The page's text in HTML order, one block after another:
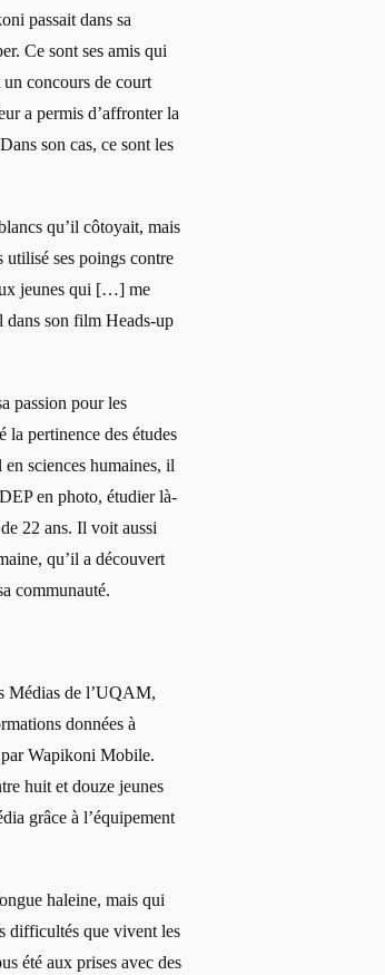
passait dans sa
Ce sont ses amis qui
concours de court
a permis d’affronter la
son cas, ce sont les
qu’il côtoyait, mais
utilisé ses poings contre
jeunes qui […] me
dans son film Heads-up
passion pour les
la pertinence des études
sciences humaines, il
en photo, étudier là-
22 ans. Il voit aussi
qu’il a découvert
communauté.
Médias de l’UQAM,
données à
par Wapikoni Mobile.
huit et douze jeunes
grâce à l’équipement
haleine, mais qui
difficultés que vivent les
été aux prises avec des